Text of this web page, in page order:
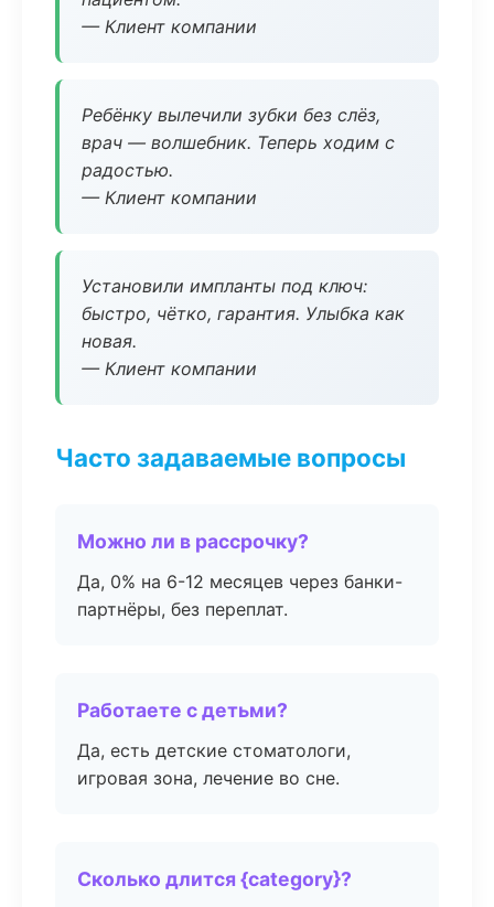
— Клиент компании
Ребёнку вылечили зубки без слёз,
врач — волшебник. Теперь ходим с
радостью.
— Клиент компании
Установили импланты под ключ:
быстро, чётко, гарантия. Улыбка как
новая.
— Клиент компании
Часто задаваемые вопросы
Можно ли в рассрочку?
Да, 0% на 6-12 месяцев через банки-
партнёры, без переплат.
Работаете с детьми?
Да, есть детские стоматологи,
игровая зона, лечение во сне.
Сколько длится {category}?